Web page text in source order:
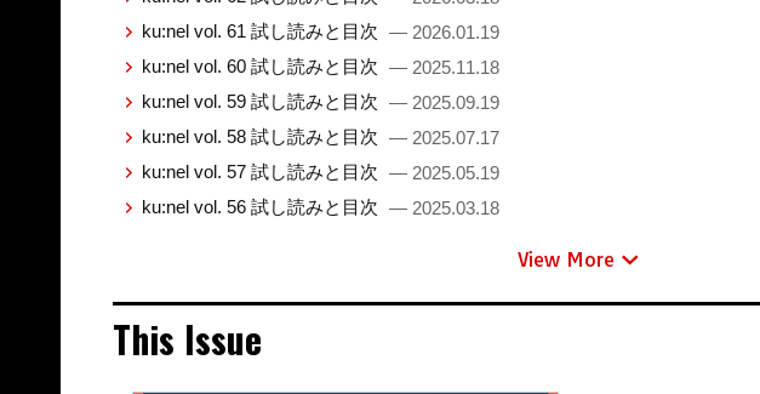
ku:nel vol. 61 試し読みと目次 — 2026.01.19
ku:nel vol. 60 試し読みと目次 — 2025.11.18
ku:nel vol. 59 試し読みと目次 — 2025.09.19
ku:nel vol. 58 試し読みと目次 — 2025.07.17
ku:nel vol. 57 試し読みと目次 — 2025.05.19
ku:nel vol. 56 試し読みと目次 — 2025.03.18
View More
This Issue